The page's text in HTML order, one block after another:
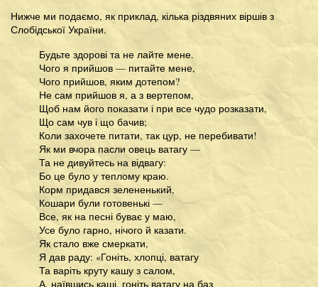
Нижче ми подаємо, як приклад, кілька різдвяних віршів з
Слобідської України.
Будьте здорові та не лайте мене.
Чого я прийшов — питайте мене,
Чого прийшов, яким дотепом?
Не сам прийшов я, а з вертепом,
Щоб нам його показати і при все чудо розказати,
Що сам чув і що бачив;
Коли захочете питати, так цур, не перебивати!
Як ми вчора пасли овець ватагу —
Та не дивуйтесь на відвагу:
Бо це було у теплому краю.
Корм придався зелененький,
Кошари були готовенькі —
Все, як на песні буває у маю,
Усе було гарно, нічого й казати.
Як стало вже смеркати,
Я дав раду: «Гоніть, хлопці, ватагу
Та варіть круту кашу з салом,
А, наївшись каші, гоніть ватагу на баз